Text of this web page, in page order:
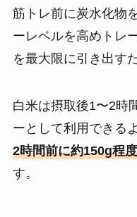
筋トレ前に炭水化物
ーレベルを高めトレ
を最大限に引き出す
白米は摂取後1〜2時
ーとして利用できる
2時間前に約150g程
す。